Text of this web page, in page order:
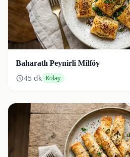
Baharatlı Peynirli Milföy
45 dk Kolay